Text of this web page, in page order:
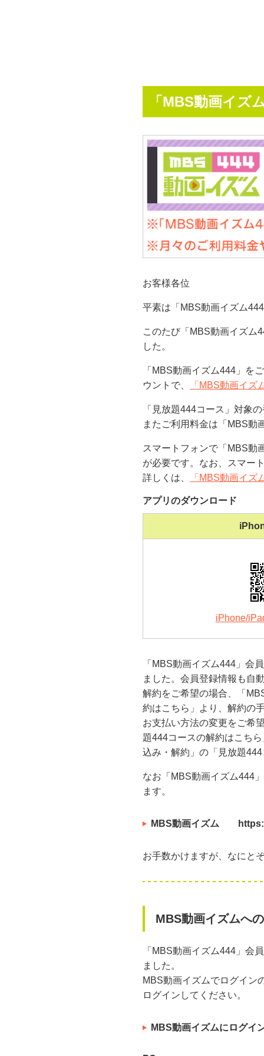
「MBS動画イズ
お客様各位
平素は「MBS動画イズム
このたび「MBS動画イズム
した。
「MBS動画イズム444」を
ウントで、
「MBS動画イズ
「見放題444コース」対象
またご利用料金は「MBS動
スマートフォンで「MBS動
が必要です。なお、スマー
詳しくは、
「MBS動画イズ
アプリのダウンロード
iPhone/
「MBS動画イズム444」会
ました。会員登録情報も自
解約をご希望の場合、「
約はこちら」より、解約の
お支払い方法の変更をご希
題444コースの解約はこち
込み・解約」の「見放題
なお「MBS動画イズム444
ます。
MBS動画イズム
お手数かけますが、なにと
MBS動画イズムへ
「MBS動画イズム444」会
ました。
MBS動画イズムでログイン
ログインしてください。
MBS動画イズムにログイ